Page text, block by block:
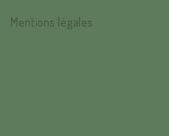
Mentions légales